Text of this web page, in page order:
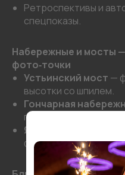
Ретроспективы и
спецпоказы.
Набережные и мосты
фото‑точки
Устьинский мост —
высотки со шпилем.
Гончарная
перспективы с
Яузская набережная
фасад.